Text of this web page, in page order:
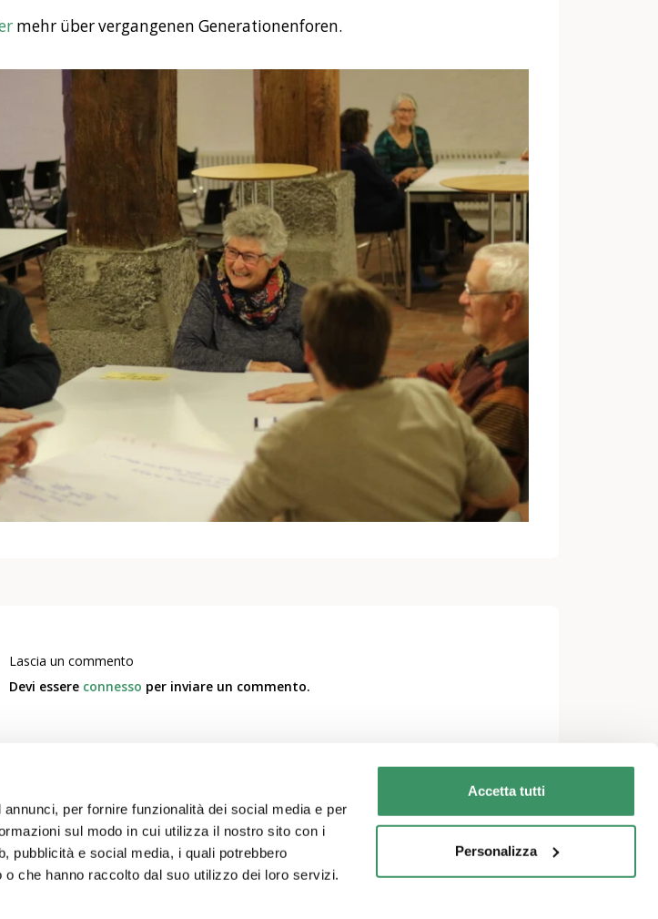
per fornire funzionalità dei social media e per
sul modo in cui utilizza il nostro sito con i
pubblicità e social media, i quali potrebbero
che hanno raccolto dal suo utilizzo dei loro servizi.
Accetta tutti
Personalizza
mehr über vergangenen Generationenforen.
Lascia un commento
Devi essere connesso per inviare un commento.